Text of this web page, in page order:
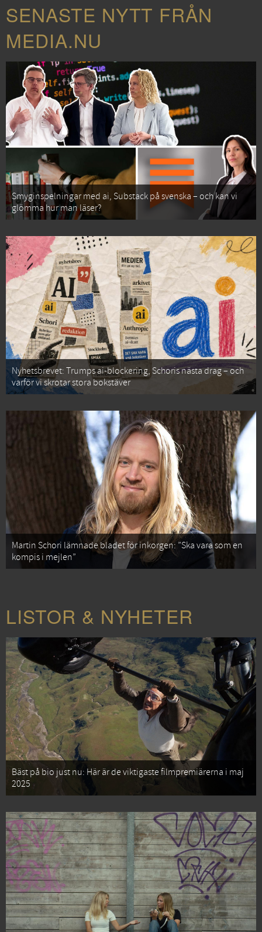
SENASTE NYTT FRÅN
MEDIA.NU
Smyginspelningar med ai, Substack på svenska – och kan vi
glömma hur man läser?
Nyhetsbrevet: Trumps ai-blockering, Schoris nästa drag – och
varför vi skrotar stora bokstäver
Martin Schori lämnade bladet för inkorgen: ”Ska vara som en
kompis i mejlen”
LISTOR & NYHETER
Bäst på bio just nu: Här är de viktigaste filmpremiärerna i maj
2025